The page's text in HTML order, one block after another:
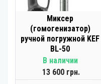
Миксер
(гомогенизатор)
ручной погружной KEF
BL-50
В наличии
13 600 грн.